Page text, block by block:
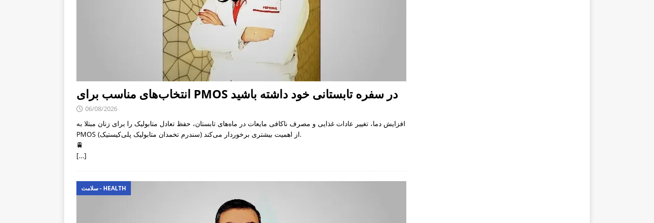
انتخاب‌های مناسب برای PMOS در سفره تابستانی خود داشته باشید
06/08/2026
افزایش دما، تغییر عادات غذایی و مصرف ناکافی مایعات در ماه‌های تابستان، حفظ تعادل متابولیک را برای زنان مبتلا به
PMOS (سندرم تخمدان متابولیک پلی‌کیستیک) از اهمیت بیشتری برخوردار می‌کند.
🚆
[…]
سلامت - HEALTH